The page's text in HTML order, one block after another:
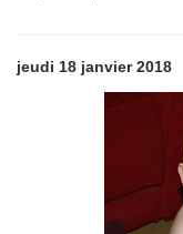
jeudi 18 janvier 2018